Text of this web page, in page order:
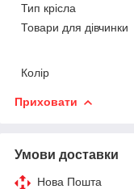
Тип крісла
Товари для дівчинки
Колір
Приховати
Умови доставки
Нова Пошта